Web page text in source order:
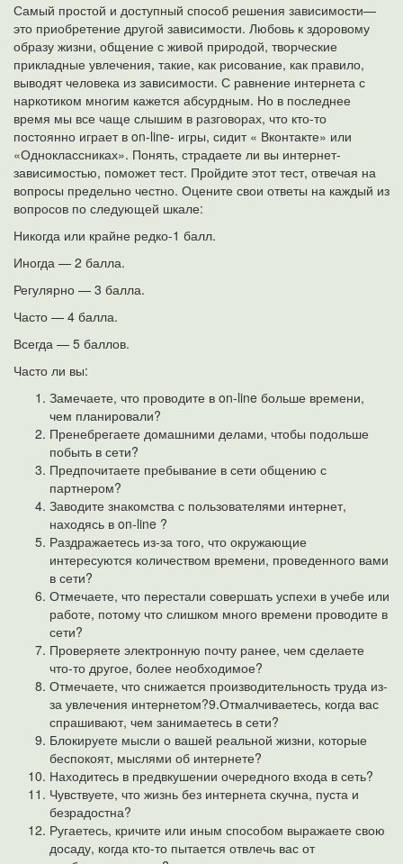
Самый простой и доступный способ решения зависимости—
это приобретение другой зависимости. Любовь к здоровому
образу жизни, общение с живой природой, творческие
прикладные увлечения, такие, как рисование, как правило,
выводят человека из зависимости. С равнение интернета с
наркотиком многим кажется абсурдным. Но в последнее
время мы все чаще слышим в разговорах, что кто-то
постоянно играет в on-line- игры, сидит « Вконтакте» или
«Одноклассниках». Понять, страдаете ли вы интернет-
зависимостью, поможет тест. Пройдите этот тест, отвечая на
вопросы предельно честно. Оцените свои ответы на каждый из
вопросов по следующей шкале:
Никогда или крайне редко-1 балл.
Иногда — 2 балла.
Регулярно — 3 балла.
Часто — 4 балла.
Всегда — 5 баллов.
Часто ли вы:
Замечаете, что проводите в on-line больше времени,
чем планировали?
Пренебрегаете домашними делами, чтобы подольше
побыть в сети?
Предпочитаете пребывание в сети общению с
партнером?
Заводите знакомства с пользователями интернет,
находясь в on-line ?
Раздражаетесь из-за того, что окружающие
интересуются количеством времени, проведенного вами
в сети?
Отмечаете, что перестали совершать успехи в учебе или
работе, потому что слишком много времени проводите в
сети?
Проверяете электронную почту ранее, чем сделаете
что-то другое, более необходимое?
Отмечаете, что снижается производительность труда из-
за увлечения интернетом?9.Отмалчиваетесь, когда вас
спрашивают, чем занимаетесь в сети?
Блокируете мысли о вашей реальной жизни, которые
беспокоят, мыслями об интернете?
Находитесь в предвкушении очередного входа в сеть?
Чувствуете, что жизнь без интернета скучна, пуста и
безрадостна?
Ругаетесь, кричите или иным способом выражаете свою
досаду, когда кто-то пытается отвлечь вас от